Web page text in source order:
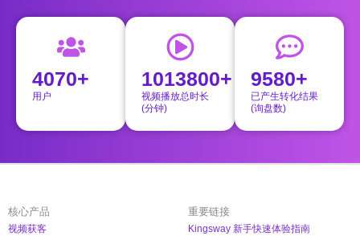
4070+
用户
1013800+
视频播放总时长
(分钟)
9580+
已产生转化结果
(询盘数)
核心产品
视频获客
重要链接
Kingsway 新手快速体验指南